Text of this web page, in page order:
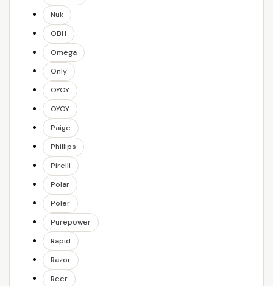
Nuk
OBH
Omega
Only
OYOY
OYOY
Paige
Phillips
Pirelli
Polar
Poler
Purepower
Rapid
Razor
Reer